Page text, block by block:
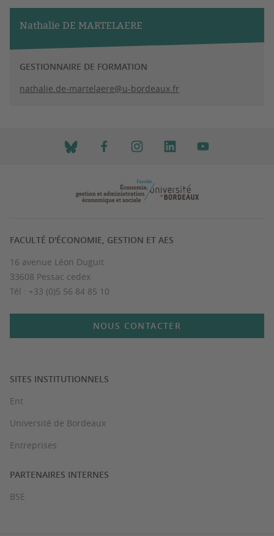
Nathalie DE MARTELAERE
GESTIONNAIRE DE FORMATION
nathalie.de-martelaere@u-bordeaux.fr
FACULTÉ D'ÉCONOMIE, GESTION ET AES
16 avenue Léon Duguit
33608 Pessac cedex
Tél : +33 (0)5 56 84 85 10
NOUS CONTACTER
SITES INSTITUTIONNELS
Ent
Université de Bordeaux
Entreprises
PARTENAIRES INTERNES
BSE